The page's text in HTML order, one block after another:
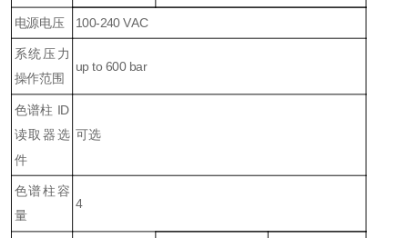
电源电压 100-240 VAC
系统压力
操作范围
up to 600 bar
色谱柱 ID
读取器选
件
可选
色谱柱容
量
4